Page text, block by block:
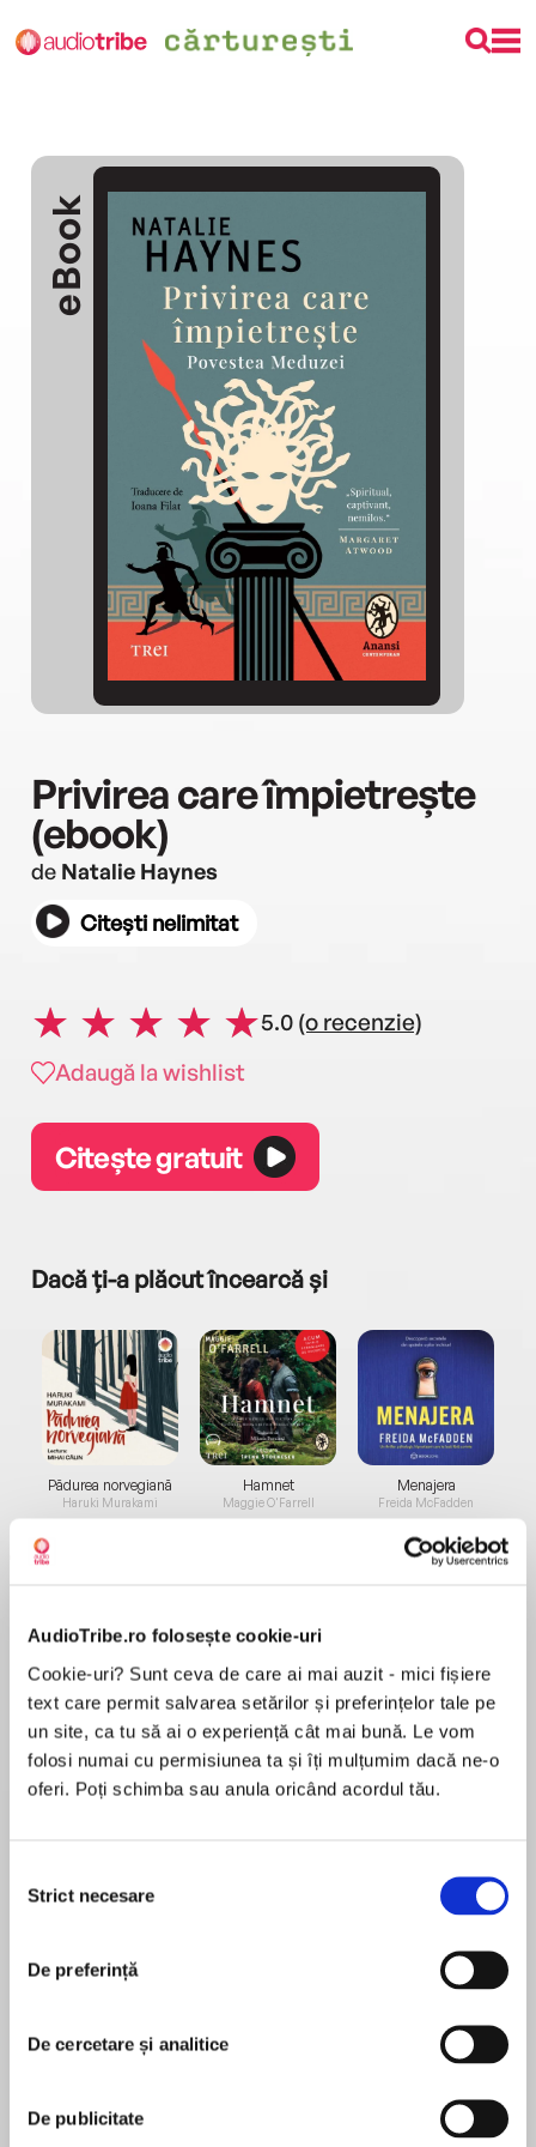
AudioTribe.ro folosește cookie-uri
Cookie-uri? Sunt ceva de care ai mai auzit - mici fișiere
text care permit salvarea setărilor și preferințelor tale pe
un site, ca tu să ai o experiență cât mai bună. Le vom
folosi numai cu permisiunea ta și îți mulțumim dacă ne-o
oferi. Poți schimba sau anula oricând acordul tău.
consimțământului
Strict necesare
De preferință
De cercetare și analitice
De publicitate
eBook
Privirea care împietrește
(ebook)
de Natalie Haynes
Citești nelimitat
5.0 (o recenzie)
Adaugă la wishlist
Citește gratuit
Dacă ți-a plăcut încearcă și
Pădurea norvegiană
Haruki Murakami
Elita de Argint (Elita
de...
Dani Francis
Hamnet
Maggie O'Farrell
Diavolul se îmbracă de
la...
Lauren Weisberger
Menajera
Freida McFadden
Migdală
Sohn Won-pyung
„Spiritual, captivant, nemilos.“ – Margaret
Meduza, singura muritoare într-o familie de zei,
deosebire de ele, Meduza îmbătrânește, trupul
trecătoare ce i s-a dat lasă asupra fetei umbra
unei nerăbdări pe care familia ei veșnică n-o va
MAI MULT
pentru această carte